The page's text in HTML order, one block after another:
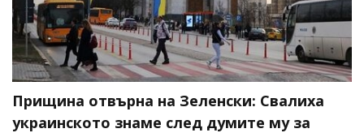
Прищина отвърна на Зеленски: Свалиха
украинското знаме след думите му за